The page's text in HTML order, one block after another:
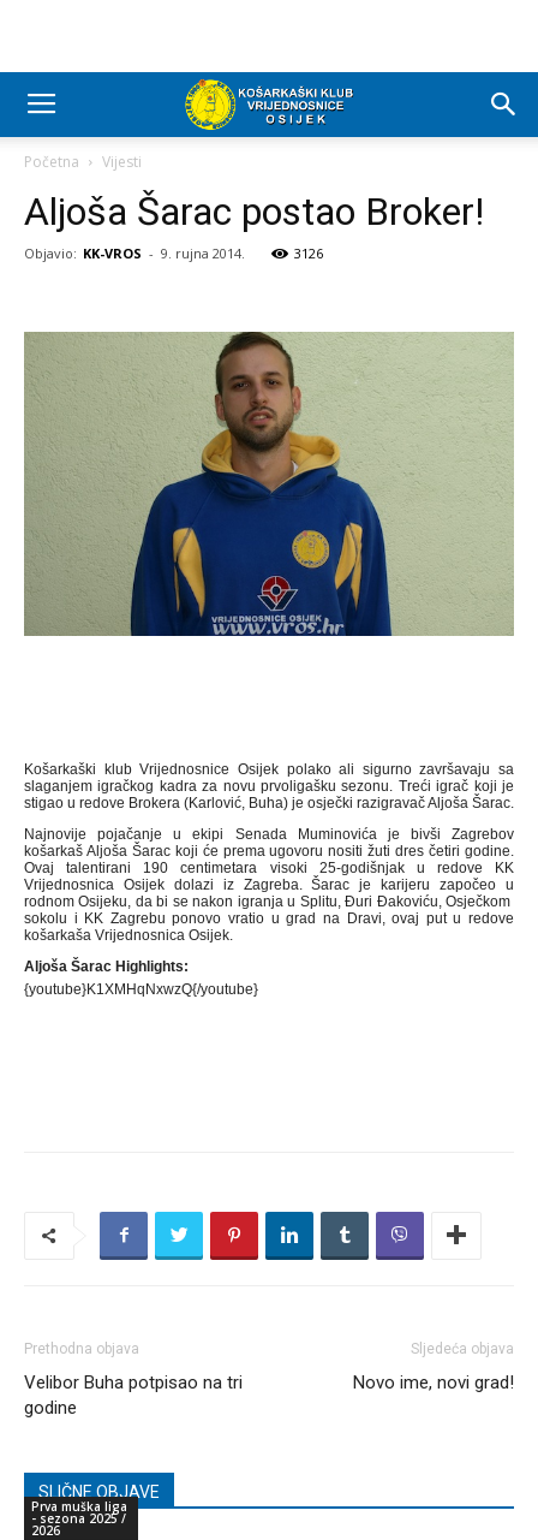
Početna Vijesti
Aljoša Šarac postao Broker!
Objavio: KK-VROS - 9. rujna 2014. 3126
Košarkaški klub Vrijednosnice Osijek polako ali sigurno završavaju sa
slaganjem igračkog kadra za novu prvoligašku sezonu. Treći igrač koji je
stigao u redove Brokera (Karlović, Buha) je osječki razigravač Aljoša Šarac.
Najnovije pojačanje u ekipi Senada Muminovića je bivši Zagrebov
košarkaš Aljoša Šarac koji će prema ugovoru nositi žuti dres četiri godine.
Ovaj talentirani 190 centimetara visoki 25-godišnjak u redove KK
Vrijednosnica Osijek dolazi iz Zagreba. Šarac je karijeru započeo u
rodnom Osijeku, da bi se nakon igranja u Splitu, Đuri Đakoviću, Osječkom
sokolu i KK Zagrebu ponovo vratio u grad na Dravi, ovaj put u redove
košarkaša Vrijednosnica Osijek.
Aljoša Šarac Highlights:
{youtube}K1XMHqNxwzQ{/youtube}
Prethodna objava
Velibor Buha potpisao na tri
godine
Sljedeća objava
Novo ime, novi grad!
SLIČNE OBJAVE
Prva muška liga
- sezona 2025 /
2026